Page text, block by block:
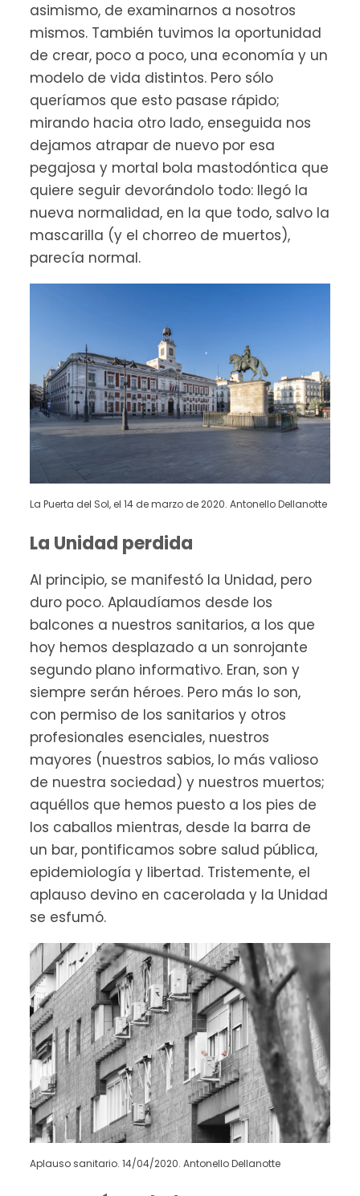
asimismo, de examinarnos a nosotros
mismos. También tuvimos la oportunidad
de crear, poco a poco, una economía y un
modelo de vida distintos. Pero sólo
queríamos que esto pasase rápido;
mirando hacia otro lado, enseguida nos
dejamos atrapar de nuevo por esa
pegajosa y mortal bola mastodóntica que
quiere seguir devorándolo todo: llegó la
nueva normalidad, en la que todo, salvo la
mascarilla (y el chorreo de muertos),
parecía normal.
La Puerta del Sol, el 14 de marzo de 2020. Antonello Dellanotte
La Unidad perdida
Al principio, se manifestó la Unidad, pero
duro poco. Aplaudíamos desde los
balcones a nuestros sanitarios, a los que
hoy hemos desplazado a un sonrojante
segundo plano informativo. Eran, son y
siempre serán héroes. Pero más lo son,
con permiso de los sanitarios y otros
profesionales esenciales, nuestros
mayores (nuestros sabios, lo más valioso
de nuestra sociedad) y nuestros muertos;
aquéllos que hemos puesto a los pies de
los caballos mientras, desde la barra de
un bar, pontificamos sobre salud pública,
epidemiología y libertad. Tristemente, el
aplauso devino en cacerolada y la Unidad
se esfumó.
Aplauso sanitario. 14/04/2020. Antonello Dellanotte